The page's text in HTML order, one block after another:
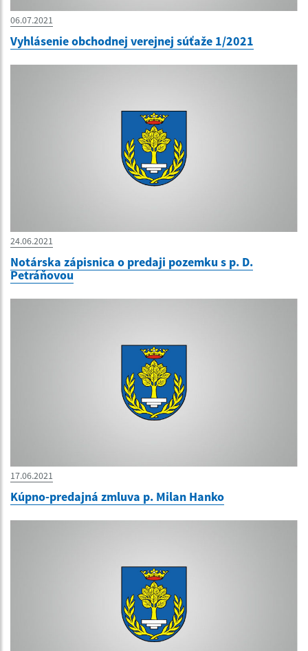
06.07.2021
Vyhlásenie obchodnej verejnej súťaže 1/2021
24.06.2021
Notárska zápisnica o predaji pozemku s p. D.
Petráňovou
17.06.2021
Kúpno-predajná zmluva p. Milan Hanko